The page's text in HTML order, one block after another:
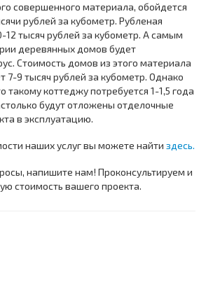
совершенного материала, обойдется
рублей за кубометр. Рубленая
12 тысяч рублей за кубометр. А самым
деревянных домов будет
Стоимость домов из этого материала
9 тысяч рублей за кубометр. Однако
такому коттеджу потребуется 1-1,5 года
будут отложены отделочные
в эксплуатацию.
наших услуг вы можете найти здесь.
напишите нам! Проконсультируем и
стоимость вашего проекта.